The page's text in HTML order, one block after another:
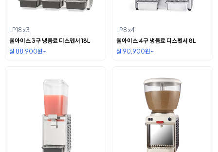
LP18 x3
웰아이스 3구 냉음료 디스펜서 18L
월 88,900원~
LP8 x4
웰아이스 4구 냉음료 디스펜서 8L
월 90,900원~